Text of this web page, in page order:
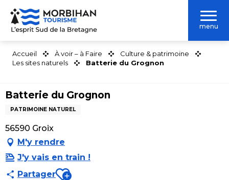
Aller
contenu
menu
Accueil À voir – à Faire
Culture & patrimoine
Les sites naturels
Batterie du Grognon
Batterie du Grognon
PATRIMOINE NATUREL
56590 Groix
M'y rendre
J'y vais en train !
PartagerAjouter aux favoris